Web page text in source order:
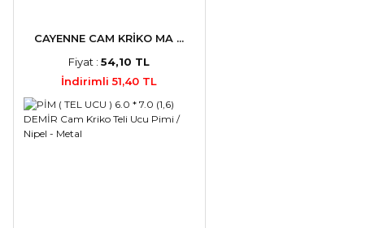
CAYENNE CAM KRİKO MA ...
Fiyat :54,10 TL
İndirimli 51,40 TL